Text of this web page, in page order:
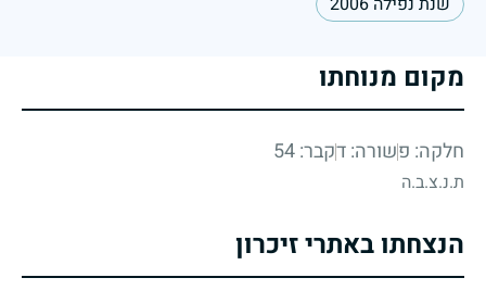
מקום מנוחתו
חלקה: פשורה: דקבר: 54
ת.נ.צ.ב.ה
הנצחתו באתרי זיכרון